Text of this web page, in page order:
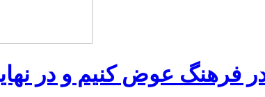
در فرهنگ عوض کنیم و در